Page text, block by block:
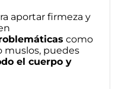
aportar firmeza y
como
muslos, puedes
el cuerpo y